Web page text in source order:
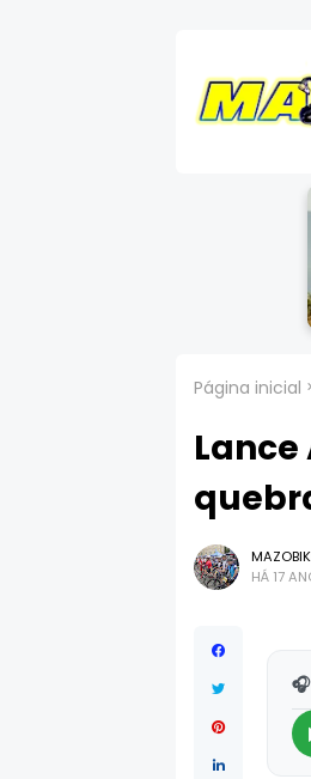
Página inicial
HÁ 17